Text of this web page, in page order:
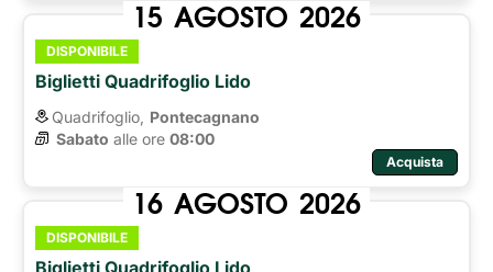
15 AGOSTO 2026
DISPONIBILE
Biglietti Quadrifoglio Lido
Quadrifoglio, Pontecagnano
Sabato alle ore 08:00
Acquista
16 AGOSTO 2026
DISPONIBILE
Biglietti Quadrifoglio Lido